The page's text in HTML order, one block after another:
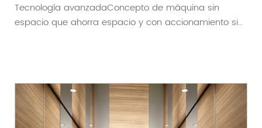
Tecnología avanzadaConcepto de máquina sin
espacio que ahorra espacio y con accionamiento sin